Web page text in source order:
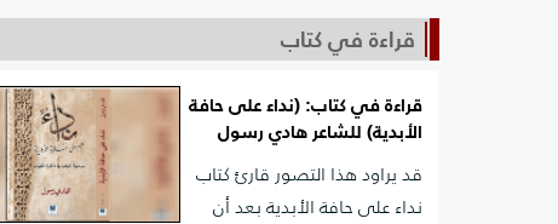
قراءة في كتاب
قراءة في كتاب: (نداء على حافة
الأبدية) للشاعر هادي رسول
قد يراود هذا التصور قارئ كتاب
نداء على حافة الأبدية بعد أن